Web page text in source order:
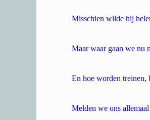
Misschien wilde hij
Maar waar gaan we nu
En hoe worden treinen,
Melden we ons